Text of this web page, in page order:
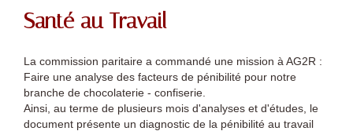
Santé au Travail
La commission paritaire a commandé une mission à AG2R :
Faire une analyse des facteurs de pénibilité pour notre
branche de chocolaterie - confiserie.
Ainsi, au terme de plusieurs mois d'analyses et d'études, le
document présente un diagnostic de la pénibilité au travail